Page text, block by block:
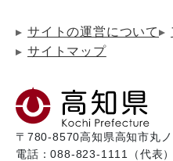
サイトの運営について
サイトマップ
〒780-8570高知県高知市丸
電話：088-823-1111（代表